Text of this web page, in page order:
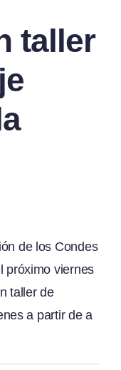
taller
de los Condes
próximo viernes
taller de
a partir de a